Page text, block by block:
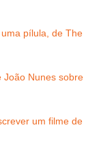
pílula, de The
João Nunes sobre
um filme de